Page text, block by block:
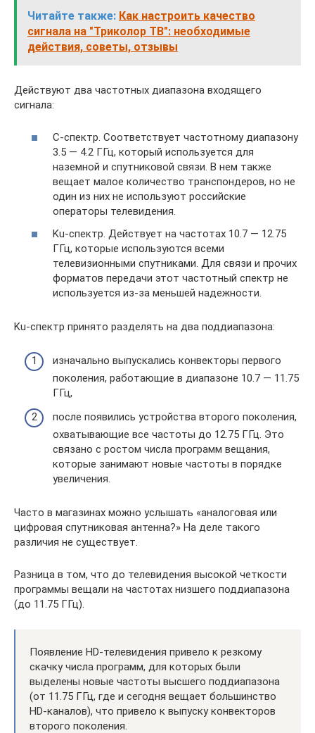
Читайте также: Как настроить качество
сигнала на "Триколор ТВ": необходимые
действия, советы, отзывы
Действуют два частотных диапазона входящего
сигнала:
C-спектр. Соответствует частотному диапазону
3.5 — 4.2 ГГц, который используется для
наземной и спутниковой связи. В нем также
вещает малое количество транспондеров, но не
один из них не используют российские
операторы телевидения.
Ku-спектр. Действует на частотах 10.7 — 12.75
ГГц, которые используются всеми
телевизионными спутниками. Для связи и прочих
форматов передачи этот частотный спектр не
используется из-за меньшей надежности.
Ku-спектр принято разделять на два поддиапазона:
изначально выпускались конвекторы первого
поколения, работающие в диапазоне 10.7 — 11.75
ГГц,
после появились устройства второго поколения,
охватывающие все частоты до 12.75 ГГц. Это
связано с ростом числа программ вещания,
которые занимают новые частоты в порядке
увеличения.
Часто в магазинах можно услышать «аналоговая или
цифровая спутниковая антенна?» На деле такого
различия не существует.
Разница в том, что до телевидения высокой четкости
программы вещали на частотах низшего поддиапазона
(до 11.75 ГГц).
Появление HD-телевидения привело к резкому
скачку числа программ, для которых были
выделены новые частоты высшего поддиапазона
(от 11.75 ГГц, где и сегодня вещает большинство
HD-каналов), что привело к выпуску конвекторов
второго поколения.